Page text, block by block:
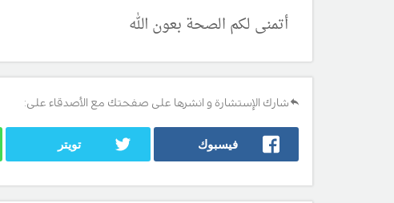
أتمنى لكم الصحة بعون الله
شارك الإستشارة و انشرها على صفحتك مع الأصدقاء على:
فيسبوك تويتر